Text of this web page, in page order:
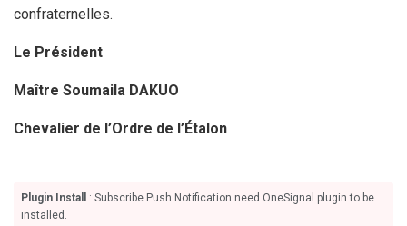
confraternelles.
Le Président
Maître Soumaila DAKUO
Chevalier de l’Ordre de l’Étalon
Plugin Install
: Subscribe Push Notification need OneSignal plugin to be
installed.